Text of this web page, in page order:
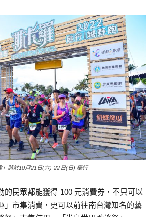
」將於10月21日(六)-22日(日) 舉行
的民眾都能獲得 100 元消費券，不只可以
」市集消費，更可以前往南台灣知名的藝